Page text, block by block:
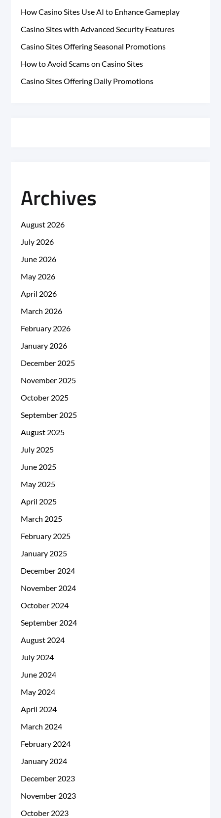
How Casino Sites Use AI to Enhance Gameplay
Casino Sites with Advanced Security Features
Casino Sites Offering Seasonal Promotions
How to Avoid Scams on Casino Sites
Casino Sites Offering Daily Promotions
Archives
August 2026
July 2026
June 2026
May 2026
April 2026
March 2026
February 2026
January 2026
December 2025
November 2025
October 2025
September 2025
August 2025
July 2025
June 2025
May 2025
April 2025
March 2025
February 2025
January 2025
December 2024
November 2024
October 2024
September 2024
August 2024
July 2024
June 2024
May 2024
April 2024
March 2024
February 2024
January 2024
December 2023
November 2023
October 2023